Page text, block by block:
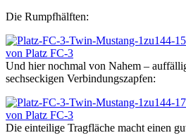
Die Rumpfhälften:
Und hier nochmal von Nahem –
sechseckigen Verbindungszapfen:
Die einteilige Tragfläche macht einen